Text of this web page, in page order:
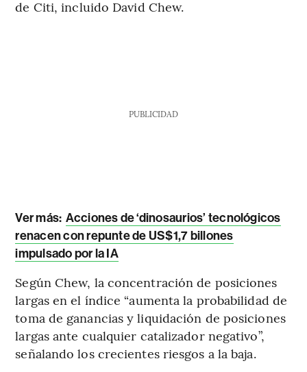
de Citi, incluido David Chew.
PUBLICIDAD
Ver más: Acciones de ‘dinosaurios’ tecnológicos
renacen con repunte de US$1,7 billones
impulsado por la IA
Según Chew, la concentración de posiciones
largas en el índice “aumenta la probabilidad de
toma de ganancias y liquidación de posiciones
largas ante cualquier catalizador negativo”,
señalando los crecientes riesgos a la baja.